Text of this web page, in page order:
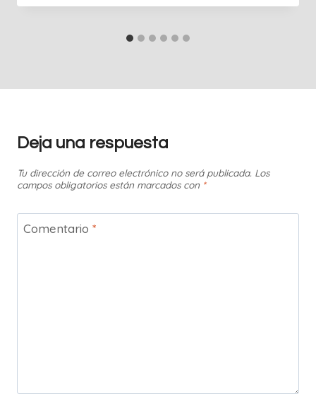
Deja una respuesta
Tu dirección de correo electrónico no será publicada. Los
campos obligatorios están marcados con *
Comentario *